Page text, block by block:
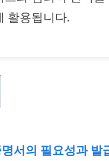
활용됩니다.
서의 필요성과 발